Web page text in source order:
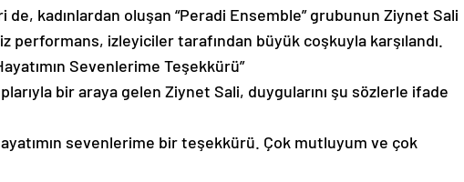
kadınlardan oluşan “Peradi Ensemble” grubunun Ziynet Sali
performans, izleyiciler tarafından büyük coşkuyla karşılandı.
Sevenlerime Teşekkürü”
bir araya gelen Ziynet Sali, duygularını şu sözlerle ifade
sevenlerime bir teşekkürü. Çok mutluyum ve çok